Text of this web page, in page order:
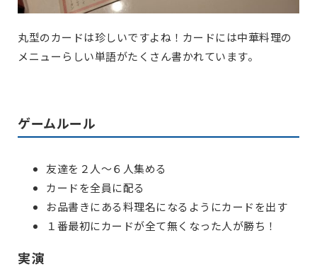
丸型のカードは珍しいですよね！カードには中華料理の
メニューらしい単語がたくさん書かれています。
ゲームルール
友達を２人～６人集める
カードを全員に配る
お品書きにある料理名になるようにカードを出す
１番最初にカードが全て無くなった人が勝ち！
実演